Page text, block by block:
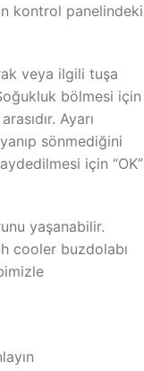
kontrol panelindeki
veya ilgili tuşa
bölmesi için
Ayarı
sönmediğini
için “OK”
yaşanabilir.
cooler buzdolabı